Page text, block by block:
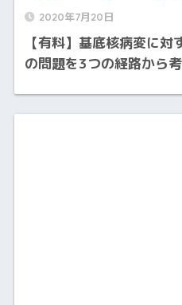
2020年7月20日
【有料】基底核病変に
の問題を3つの経路から考